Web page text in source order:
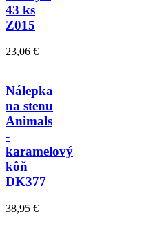
43 ks
Z015
23,06 €
Nálepka
na stenu
Animals
-
karamelový
kôň
DK377
38,95 €